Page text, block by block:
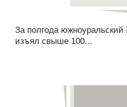
За полгода южноуральский
изъял свыше 100...